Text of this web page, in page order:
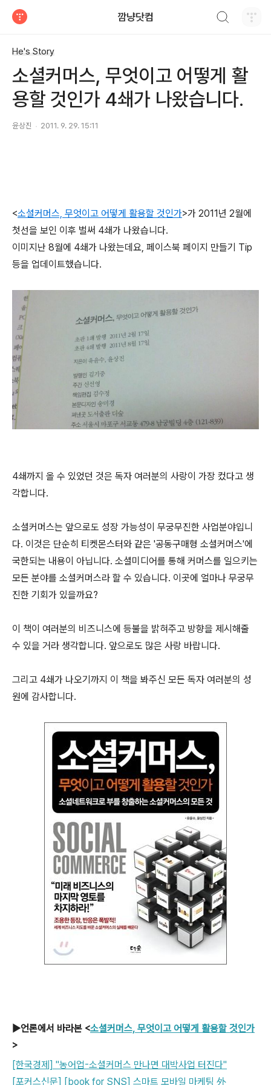
깜냥닷컴
He's Story
소셜커머스, 무엇이고 어떻게 활
용할 것인가 4쇄가 나왔습니다.
윤상진 2011. 9. 29. 15:11
<소셜커머스, 무엇이고 어떻게 활용할 것인가>가 2011년 2월에
첫선을 보인 이후 벌써 4쇄가 나왔습니다.
이미지난 8월에 4쇄가 나왔는데요, 페이스북 페이지 만들기 Tip
등을 업데이트했습니다.
4쇄까지 올 수 있었던 것은 독자 여러분의 사랑이 가장 컸다고 생
각합니다.
소셜커머스는 앞으로도 성장 가능성이 무궁무진한 사업분야입니
다. 이것은 단순히 티켓몬스터와 같은 '공동구매형 소셜커머스'에
국한되는 내용이 아닙니다. 소셜미디어를 통해 커머스를 일으키는
모든 분야를 소셜커머스라 할 수 있습니다. 이곳에 얼마나 무궁무
진한 기회가 있을까요?
이 책이 여러분의 비즈니스에 등불을 밝혀주고 방향을 제시해줄
수 있을 거라 생각합니다. 앞으로도 많은 사랑 바랍니다.
그리고 4쇄가 나오기까지 이 책을 봐주신 모든 독자 여러분의 성
원에 감사합니다.
▶언론에서 바라본 <소셜커머스, 무엇이고 어떻게 활용할 것인가
>
[한국경제] "농어업-소셜커머스 만나면 대박사업 터진다"
[포커스신문] [book for SNS] 스마트 모바일 마케팅 外